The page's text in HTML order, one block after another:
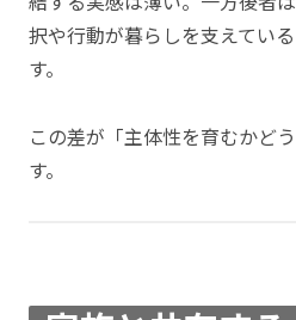
択や行動が暮らしを支えてい
す。
この差が「主体性を育むかど
す。